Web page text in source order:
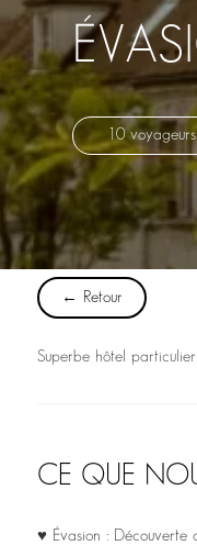
10 voyageurs
← Retour
Superbe hôtel
CE QUE
♥ Évasion : Découverte